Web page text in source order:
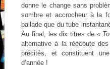
donne le change sans
sombre et accrocheur à la
ballade que du tube
Au final, les dix titres de «
alternative à la réécoute
précités, et constituent
d’année !